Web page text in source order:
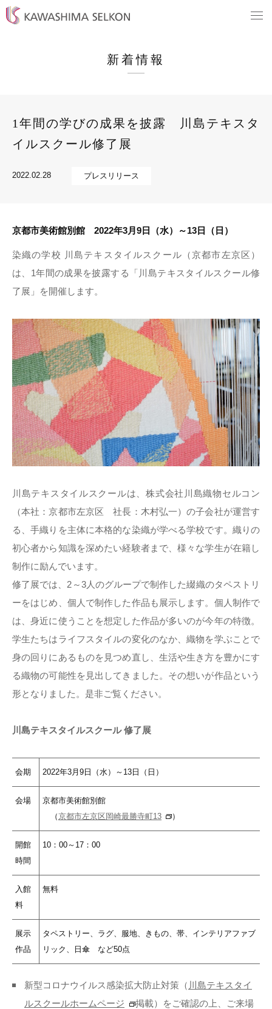
新着情報
1年間の学びの成果を披露 川島テキスタ
イルスクール修了展
2022.02.28 プレスリリース
京都市美術館別館 2022年3月9日（水）～13日（日）
染織の学校 川島テキスタイルスクール（京都市左京区）
は、1年間の成果を披露する「川島テキスタイルスクール修
了展」を開催します。
川島テキスタイルスクールは、株式会社川島織物セルコン
（本社：京都市左京区 社長：木村弘一）の子会社が運営す
る、手織りを主体に本格的な染織が学べる学校です。織りの
初心者から知識を深めたい経験者まで、様々な学生が在籍し
制作に励んでいます。
修了展では、2～3人のグループで制作した綴織のタペストリ
ーをはじめ、個人で制作した作品も展示します。個人制作で
は、身近に使うことを想定した作品が多いのが今年の特徴。
学生たちはライフスタイルの変化のなか、織物を学ぶことで
身の回りにあるものを見つめ直し、生活や生き方を豊かにす
る織物の可能性を見出してきました。その想いが作品という
形となりました。是非ご覧ください。
川島テキスタイルスクール 修了展
会期 2022年3月9日（水）～13日（日）
会場
京都市美術館別館
（京都市左京区岡崎最勝寺町13 ）
開館
時間
10：00～17：00
入館
料
無料
展示
作品
タペストリー、ラグ、服地、きもの、帯、インテリアファブ
リック、日傘 など50点
新型コロナウイルス感染拡大防止対策（ 川島テキスタイ
ルスクールホームページ
掲載）をご確認の上、ご来場